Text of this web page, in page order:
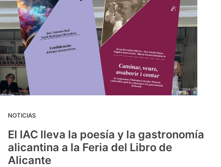
NOTICIAS
El IAC lleva la poesía y la gastronomía
alicantina a la Feria del Libro de
Alicante